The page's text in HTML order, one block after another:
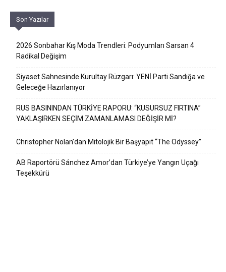
Son Yazılar
2026 Sonbahar Kış Moda Trendleri: Podyumları Sarsan 4
Radikal Değişim
Siyaset Sahnesinde Kurultay Rüzgarı: YENİ Parti Sandığa ve
Geleceğe Hazırlanıyor
RUS BASININDAN TÜRKİYE RAPORU: “KUSURSUZ FIRTINA”
YAKLAŞIRKEN SEÇİM ZAMANLAMASI DEĞİŞİR Mİ?
Christopher Nolan’dan Mitolojik Bir Başyapıt “The Odyssey”
AB Raportörü Sánchez Amor’dan Türkiye’ye Yangın Uçağı
Teşekkürü